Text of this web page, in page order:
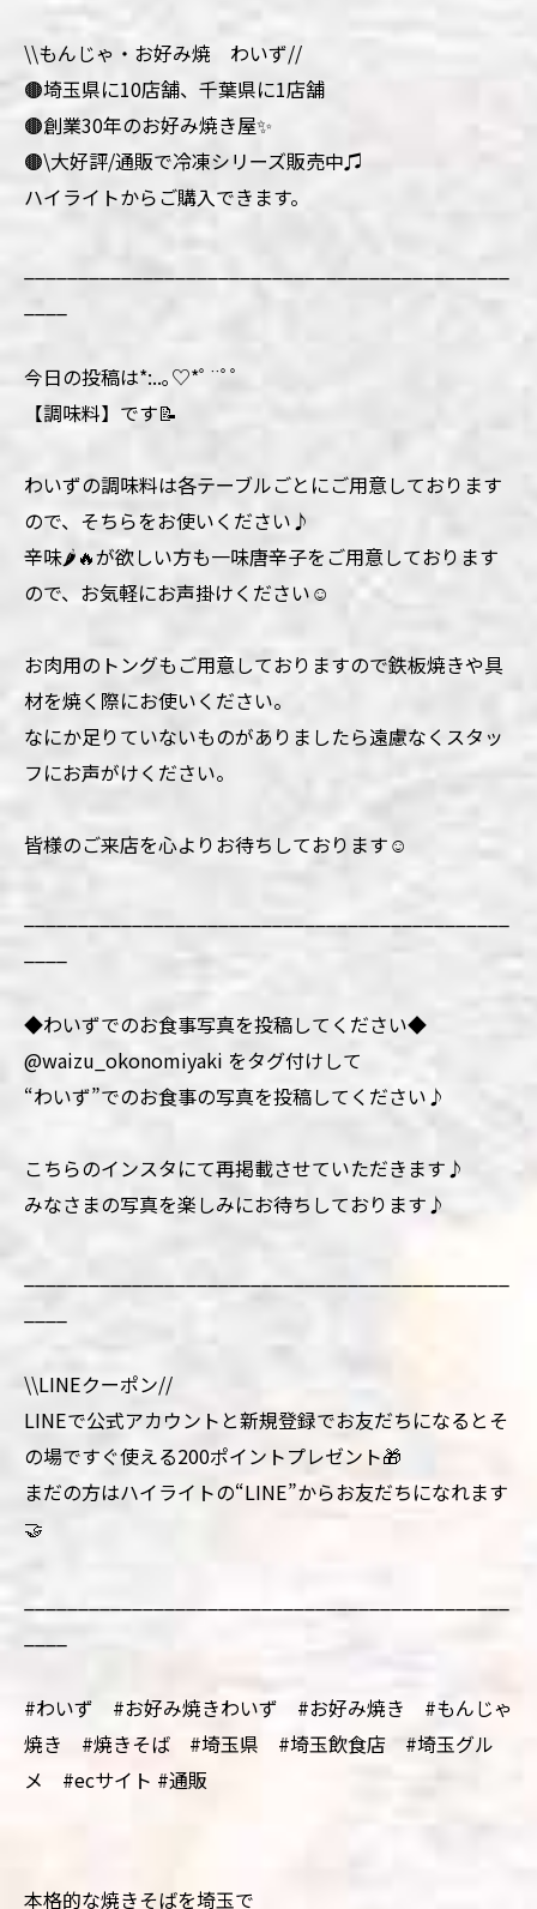
\\もんじゃ・お好み焼 わいず//
🟤埼玉県に10店舗、千葉県に1店舗
🟤創業30年のお好み焼き屋✨
🟤\大好評/通販で冷凍シリーズ販売中♫
ハイライトからご購入できます。
今日の投稿は*:..｡♡*ﾟ¨ﾟﾟ
【調味料】です📝
わいずの調味料は各テーブルごとにご用意しております
ので、そちらをお使いください♪
辛味🌶️🔥が欲しい方も一味唐辛子をご用意しております
ので、お気軽にお声掛けください☺️
お肉用のトングもご用意しておりますので鉄板焼きや具
材を焼く際にお使いください。
なにか足りていないものがありましたら遠慮なくスタッ
フにお声がけください。
皆様のご来店を心よりお待ちしております☺️
◆わいずでのお食事写真を投稿してください◆
@waizu_okonomiyaki をタグ付けして
“わいず”でのお食事の写真を投稿してください♪
こちらのインスタにて再掲載させていただきます♪
みなさまの写真を楽しみにお待ちしております♪
\\LINEクーポン//
LINEで公式アカウントと新規登録でお友だちになるとそ
の場ですぐ使える200ポイントプレゼント🎁
まだの方はハイライトの“LINE”からお友だちになれます
🤝
#わいず #お好み焼きわいず #お好み焼き #もんじゃ
焼き #焼きそば #埼玉県 #埼玉飲食店 #埼玉グル
メ #ecサイト #通販
本格的な焼きそばを埼玉で